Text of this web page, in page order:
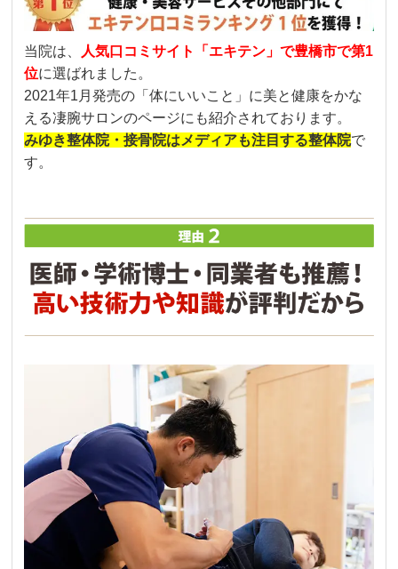
当院は、
人気口コミサイト「エキテン」で豊橋市で第1
位に選ばれました。
2021年1月発売の「体にいいこと」に美と健康をかな
える凄腕サロンのページにも紹介されております。
みゆき整体院・接骨院はメディアも注目する整体院で
す。